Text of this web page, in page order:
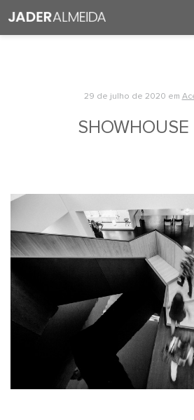
29 de julho de 2020 em